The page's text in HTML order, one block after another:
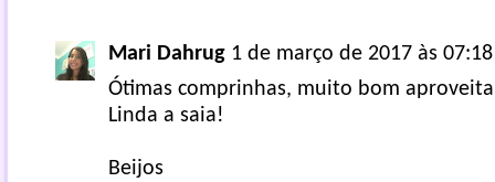
Mari Dahrug 1 de março de 2017 às 07:18
Ótimas comprinhas, muito bom
Linda a saia!
Beijos